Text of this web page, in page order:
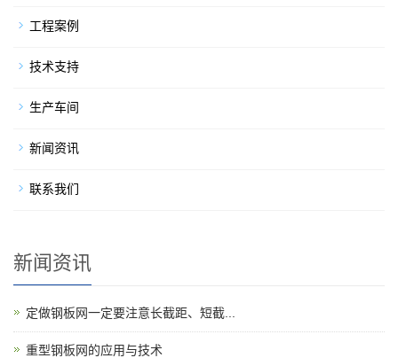
工程案例
技术支持
生产车间
新闻资讯
联系我们
新闻资讯
定做钢板网一定要注意长截距、短截...
重型钢板网的应用与技术